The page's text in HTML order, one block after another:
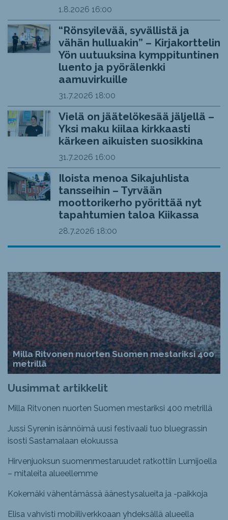
1.8.2026 16:00
“Rönsyilevää, syvällistä ja
vähän hulluakin” – Kirjakorttelin
Yön uutuuksina kymppituntinen
luento ja pyörälenkki
aamuvirkuille
31.7.2026 18:00
Vielä on jäätelökesää jäljellä –
Yksi maku kiilaa kirkkaasti
kärkeen aikuisten suosikkina
31.7.2026 16:00
Iloista menoa Sikajuhlista
tansseihin – Tyrvään
moottorikerho pyörittää nyt
tapahtumien taloa Kiikassa
28.7.2026 18:00
Milla Ritvonen nuorten Suomen mestariksi 400
metrillä
Uusimmat artikkelit
Milla Ritvonen nuorten Suomen mestariksi 400 metrillä
Jussi Syrenin isännöimä uusi festivaali tuo bluegrassin
isosti Sastamalaan elokuussa
Hirvenjuoksun suomenmestaruudet ratkottiin Lumijoella
– mitaleita alueellemme
Kokemäki vähentämässä äänestysalueita ja -paikkoja
Elisa vahvisti mobiiliverkkoaan yhdeksällä alueella